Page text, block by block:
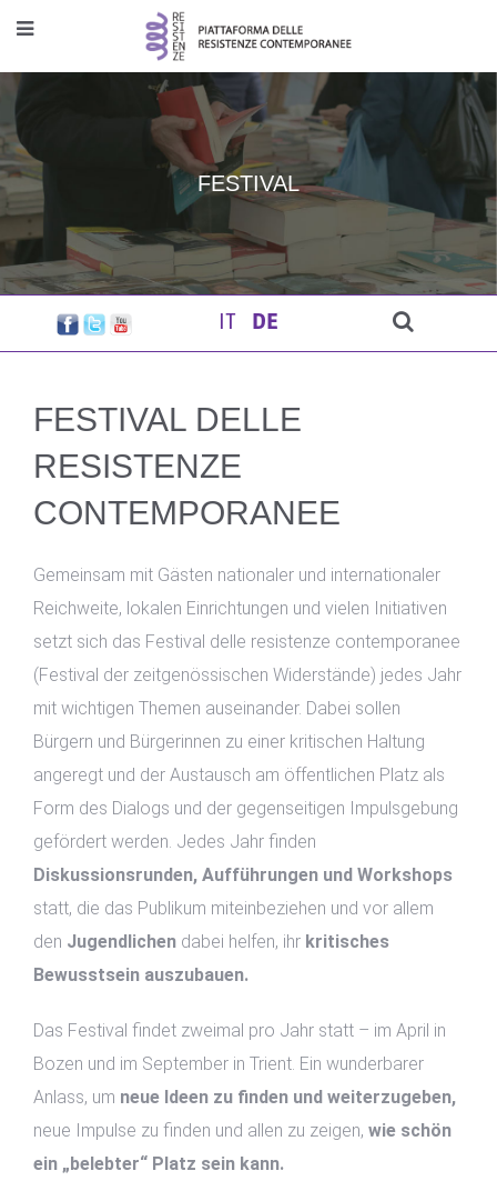
FESTIVAL
DE
FESTIVAL DELLE
RESISTENZE
CONTEMPORANEE
Gemeinsam mit Gästen nationaler und internationaler
Reichweite, lokalen Einrichtungen und vielen Initiativen
setzt sich das Festival delle resistenze contemporanee
(Festival der zeitgenössischen Widerstände) jedes Jahr
mit wichtigen Themen auseinander. Dabei sollen
Bürgern und Bürgerinnen zu einer kritischen Haltung
angeregt und der Austausch am öffentlichen Platz als
Form des Dialogs und der gegenseitigen Impulsgebung
gefördert werden. Jedes Jahr finden
Diskussionsrunden, Aufführungen und Workshops
statt, die das Publikum miteinbeziehen und vor allem
den Jugendlichen dabei helfen, ihr kritisches
Bewusstsein auszubauen.
Das Festival findet zweimal pro Jahr statt – im April in
Bozen und im September in Trient. Ein wunderbarer
Anlass, um neue Ideen zu finden und weiterzugeben,
neue Impulse zu finden und allen zu zeigen, wie schön
ein „belebter“ Platz sein kann.